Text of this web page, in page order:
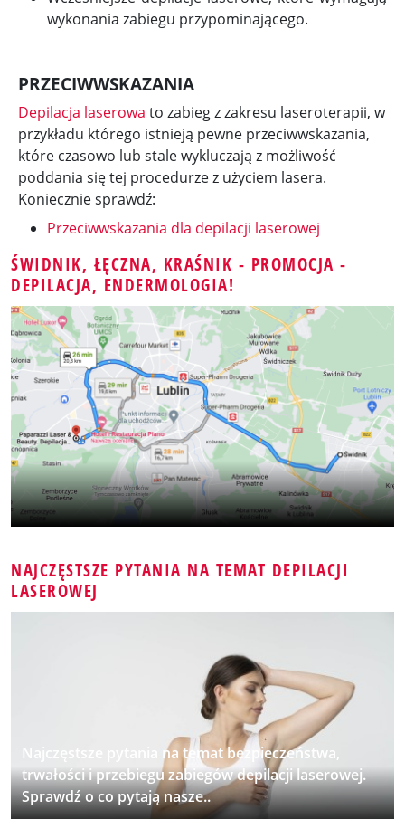
wykonania zabiegu przypominającego.
PRZECIWWSKAZANIA
Depilacja laserowa to zabieg z zakresu laseroterapii, w
przykładu którego istnieją pewne przeciwwskazania,
które czasowo lub stale wykluczają z możliwość
poddania się tej procedurze z użyciem lasera.
Koniecznie sprawdź:
Przeciwwskazania dla depilacji laserowej
ŚWIDNIK, ŁĘCZNA, KRAŚNIK - PROMOCJA -
DEPILACJA, ENDERMOLOGIA!
NAJCZĘSTSZE PYTANIA NA TEMAT DEPILACJI
LASEROWEJ
Najczęstsze pytania na temat bezpieczeństwa,
trwałości i przebiegu zabiegów depilacji laserowej.
Sprawdź o co pytają nasze..